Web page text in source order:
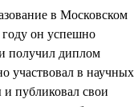
в Московском
он успешно
получил диплом
участвовал в научных
публиковал свои